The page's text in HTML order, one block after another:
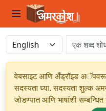
वेबसाइट आणि अँड्रॉइड अॅपवरून
सदस्यता घ्या. सदस्यता शुल्क
जोडण्यात आणि भाषांशी